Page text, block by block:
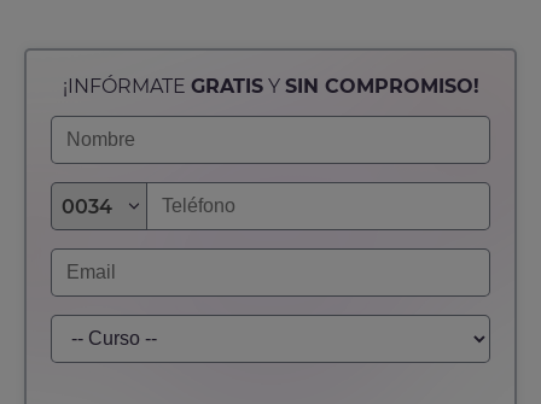
¡INFÓRMATE GRATISY SIN COMPROMISO!
0034